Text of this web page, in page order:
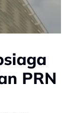
PRN